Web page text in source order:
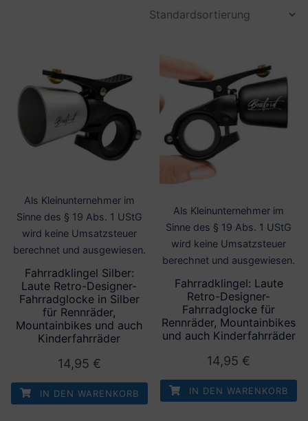
Als Kleinunternehmer im
Sinne des § 19 Abs. 1 UStG
wird keine Umsatzsteuer
berechnet und ausgewiesen.
Fahrradklingel Silber:
Laute Retro-Designer-
Fahrradglocke in Silber
für Rennräder,
Mountainbikes und auch
Kinderfahrräder
14,95 €
IN DEN WARENKORB
Als Kleinunternehmer im
Sinne des § 19 Abs. 1 UStG
wird keine Umsatzsteuer
berechnet und ausgewiesen.
Fahrradklingel: Laute
Retro-Designer-
Fahrradglocke für
Rennräder, Mountainbikes
und auch Kinderfahrräder
14,95 €
IN DEN WARENKORB